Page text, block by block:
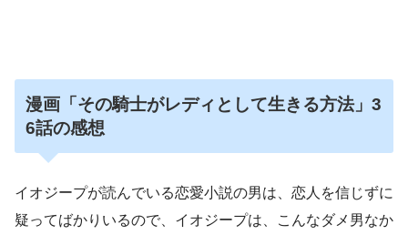
漫画「その騎士がレディとして生きる方法」3
6話の感想
イオジープが読んでいる恋愛小説の男は、恋人を信じずに
疑ってばかりいるので、イオジープは、こんなダメ男なか